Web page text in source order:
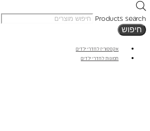
Products search
חיפוש
אקססוריז לחדרי ילדים
תמונות לחדרי ילדים